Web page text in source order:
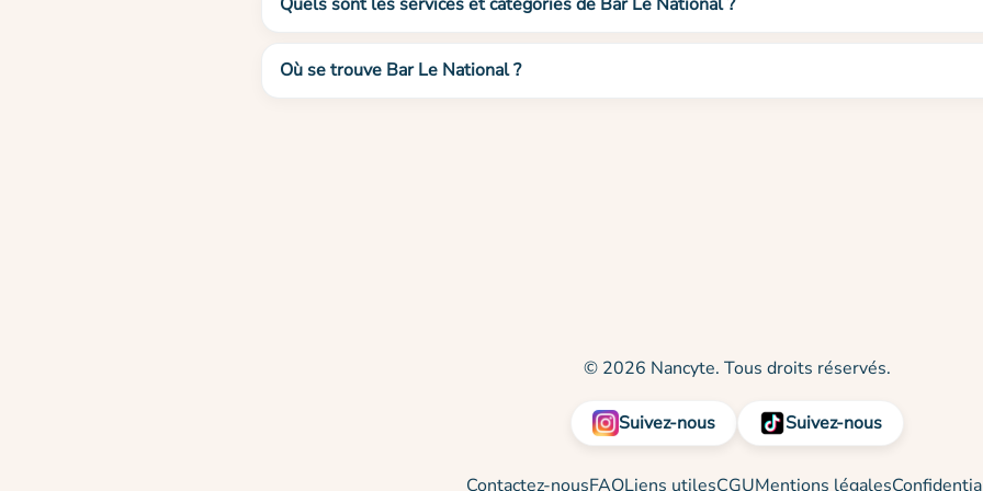
Où se trouve Bar Le National ?
© 2026 Nancyte. Tous droits réservés.
Suivez-nous Suivez-nous
Contactez-nousFAQLiens utilesCGUMentions légales